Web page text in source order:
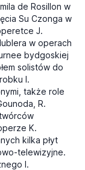
de Rosillon w
Su Czonga w
J.
w operach
bydgoskiej
solistów do
I.
także role
R.
K.
kilka płyt
telewizyjne.
I.